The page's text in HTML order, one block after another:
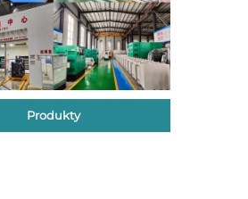
Produkty